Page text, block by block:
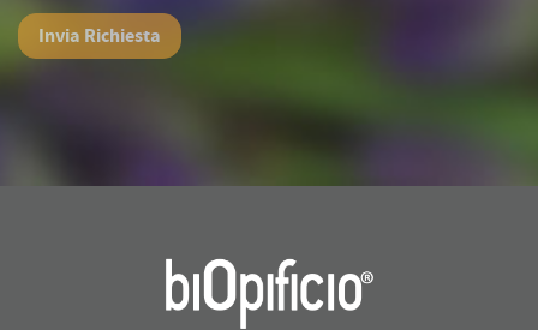
Invia Richiesta